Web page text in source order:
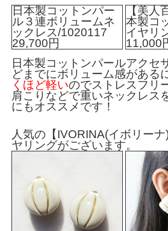
日本製コットンパー
ル３連ボリュームネ
ックレス/1020117
29,700円
【美人
本製コ
イヤリ
11,000
日本製コットンパールアクセ
どまでにボリューム感がある
くほど軽いのでストレスフリ
肩こりなどで重いネックレス
にもオススメです！
人気の【IVORINA(イボリー
ヤリングがございます。